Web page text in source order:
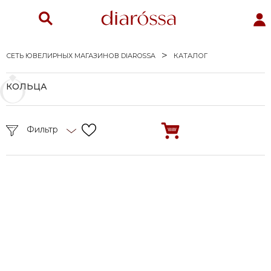
СЕТЬ ЮВЕЛИРНЫХ МАГАЗИНОВ DIAROSSA КАТАЛОГ
КОЛЬЦА
Фильтр